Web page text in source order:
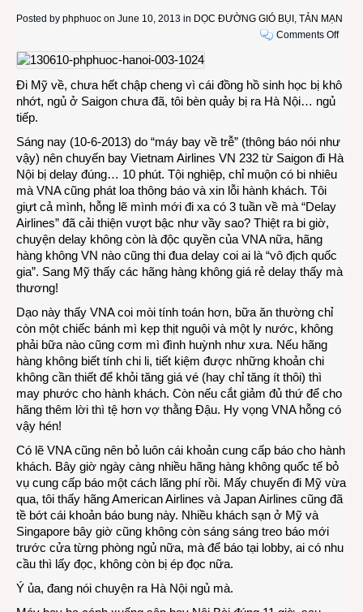
Posted by phphuoc on June 10, 2013 in DỌC ĐƯỜNG GIÓ BỤI , TẢN MẠN
Comments Offon
ra
Đi Mỹ về, chưa hết chập cheng vì cái đồng hồ sinh học bị khô
nhớt, ngủ ở Saigon chưa đã, tôi bèn quảy bị ra Hà Nội… ngủ
tiếp.
Sáng nay (10-6-2013) do “máy bay về trễ” (thông báo nói như
vậy) nên chuyến bay Vietnam Airlines VN 232 từ Saigon đi Hà
Nội bị delay đúng… 10 phút. Tội nghiệp, chỉ muộn có bi nhiêu
mà VNA cũng phát loa thông báo và xin lỗi hành khách. Tôi
giựt cả mình, hỗng lẽ mình mới đi xa có 3 tuần về mà “Delay
Airlines” đã cải thiện vượt bậc như vầy sao? Thiệt ra bi giờ,
chuyện delay không còn là độc quyền của VNA nữa, hãng
hàng không VN nào cũng thi đua delay coi ai là “vô địch quốc
gia”. Sang Mỹ thấy các hãng hàng không giá rẻ delay thấy mà
thương!
Dạo này thấy VNA coi mòi tính toán hơn, bữa ăn thường chỉ
còn một chiếc bánh mì kẹp thịt nguội và một ly nước, không
phải bữa nào cũng cơm mì đình huỳnh như xưa. Nếu hãng
hàng không biết tính chi li, tiết kiệm được những khoản chi
không cần thiết để khỏi tăng giá vé (hay chỉ tăng ít thôi) thì
may phước cho hành khách. Còn nếu cắt giảm đủ thứ để cho
hãng thêm lời thì tệ hơn vợ thằng Đậu. Hy vọng VNA hỗng có
vậy hén!
Có lẽ VNA cũng nên bỏ luôn cái khoản cung cấp báo cho hành
khách. Bây giờ ngày càng nhiều hãng hàng không quốc tế bỏ
vụ cung cấp báo một cách lãng phí rồi. Mấy chuyến đi Mỹ vừa
qua, tôi thấy hãng American Airlines và Japan Airlines cũng đã
tề bớt cái khoản báo bung này. Nhiều khách sạn ở Mỹ và
Singapore bây giờ cũng không còn sáng sáng treo báo mới
trước cửa từng phòng ngủ nữa, mà để báo tại lobby, ai có nhu
cầu thì lấy đọc, không còn bị ép đọc nữa.
Ý ủa, đang nói chuyện ra Hà Nội ngủ mà.